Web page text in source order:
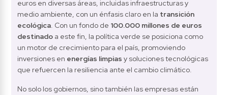
euros en diversas áreas, incluidas infraestructuras y
medio ambiente, con un énfasis claro en la transición
ecológica. Con un fondo de 100.000 millones de euros
destinado a este fin, la política verde se posiciona como
un motor de crecimiento para el país, promoviendo
inversiones en energías limpias y soluciones tecnológicas
que refuercen la resiliencia ante el cambio climático.
No solo los gobiernos, sino también las empresas están